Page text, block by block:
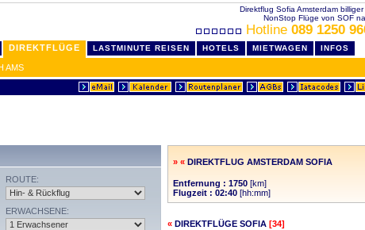
Direktflug Sofia Amsterdam
NonStop Flüge von SOF
Hotline 089 1250
DIREKTFLÜGE LASTMINUTE REISEN HOTELS MIETWAGEN INFOS
AMS
ROUTE:
ERWACHSENE:
» « DIREKTFLUG AMSTERDAM SOFIA
Entfernung : 1750 [km]
Flugzeit : 02:40 [hh:mm]
« DIREKTFLÜGE SOFIA [34]